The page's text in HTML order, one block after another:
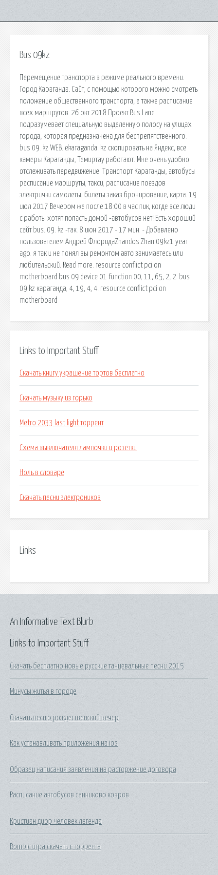
Bus 09kz
Перемещение транспорта в режиме реального времени.
Город Караганда. Сайт, с помощью которого можно смотреть
положение общественного транспорта, а также расписание
всех маршрутов. 26 окт 2018 Проект Bus Lane
подразумевает специальную выделенную полосу на улицах
города, которая предназначена для беспрепятственного.
bus 09. kz WEB. ekaraganda. kz скопировать на Яндекс, все
камеры Караганды, Темиртау работают. Мне очень удобно
отслеживать передвижение. Транспорт Караганды, автобусы
расписание маршруты, такси, расписание поездов
электрички самолеты, билеты заказ бронирование, карта. 19
июл 2017 Вечером же после 18:00 в час пик, когде все люди
с работы хотят попасть домой -автобусов нет! Есть хороший
сайт bus. 09. kz -так. 8 июн 2017 - 17 мин. - Добавлено
пользователем Андрей ФлоридаZhandos Zhan 09kz1 year
ago. я так и не понял вы ремонтом авто занимаетесь или
любительский . Read more. resource conflict pci on
motherboard bus 09 device 01 function 00, 11, 65, 2, 2. bus
09 kz караганда, 4, 19, 4, 4. resource conflict pci on
motherboard
Links to Important Stuff
Скачать книгу украшение тортов бесплатно
Скачать музыку из горько
Metro 2033 last light торрент
Схема выключателя лампочки и розетки
Ноль в словаре
Скачать песни электроников
Links
Links to Important Stuff
Скачать бесплатно новые русские танцевальные песни 2015
Минусы житья в городе
Скачать песню рождественский вечер
Как устанавливать приложения на ios
Образец написания заявления на расторжение договора
Расписание автобусов санниково ковров
Кристиан диор человек легенда
Bombic игра скачать с торрента
An Informative Text Blurb